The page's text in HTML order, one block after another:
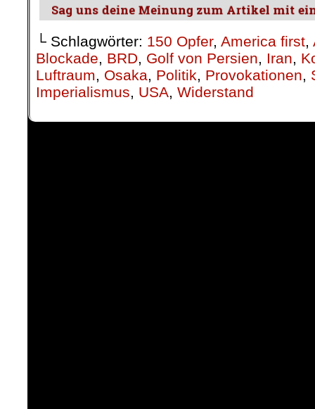
└ Schlagwörter: 150 Opfer, America first,
Blockade, BRD, Golf von Persien, Iran,
Luftraum, Osaka, Politik, Provokationen,
Imperialismus, USA, Widerstand